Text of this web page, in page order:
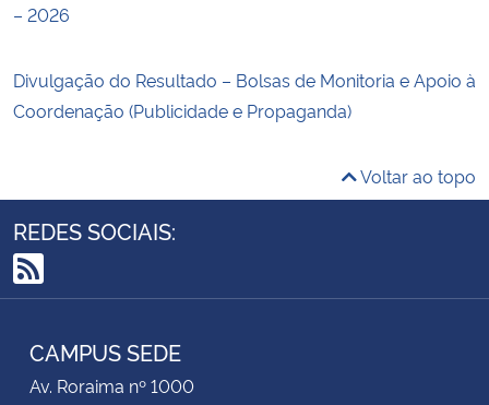
– 2026
Divulgação do Resultado – Bolsas de Monitoria e Apoio à
Coordenação (Publicidade e Propaganda)
Voltar ao topo
REDES SOCIAIS:
RSS
CAMPUS SEDE
Av. Roraima nº 1000